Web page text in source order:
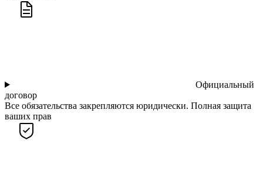
Официальный
договор
Все обязательства закрепляются юридически. Полная защита
ваших прав